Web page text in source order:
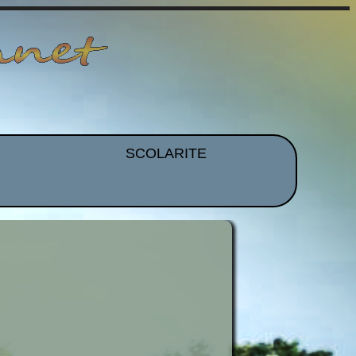
EPS
SCOLARITE
CDI